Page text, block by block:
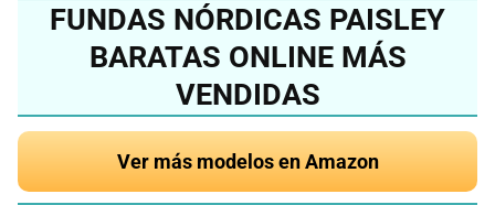
FUNDAS NÓRDICAS PAISLEY
BARATAS ONLINE MÁS
VENDIDAS
Ver más modelos en Amazon